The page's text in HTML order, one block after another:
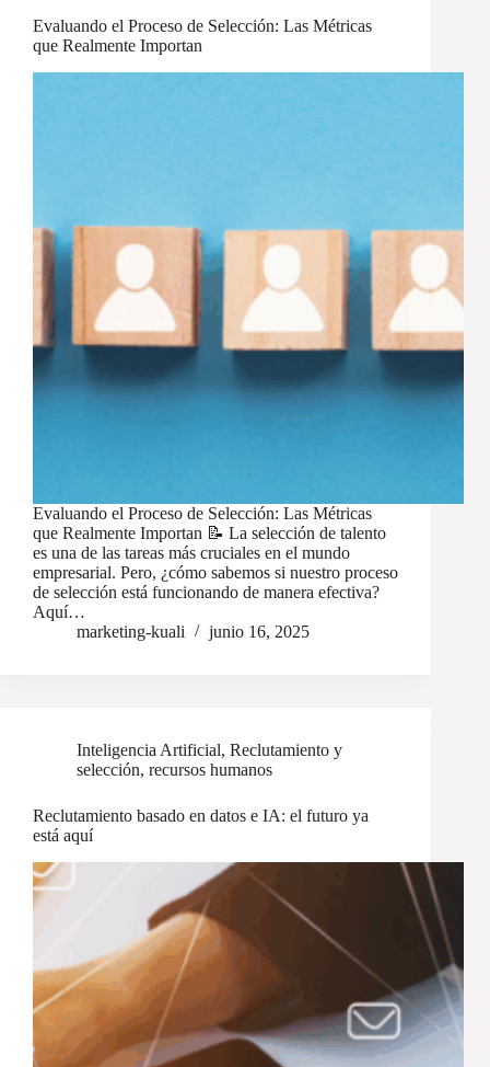
Evaluando el Proceso de Selección: Las Métricas
que Realmente Importan
Evaluando el Proceso de Selección: Las Métricas
que Realmente Importan 📝 La selección de talento
es una de las tareas más cruciales en el mundo
empresarial. Pero, ¿cómo sabemos si nuestro proceso
de selección está funcionando de manera efectiva?
Aquí…
marketing-kuali
junio 16, 2025
Inteligencia Artificial, Reclutamiento y
selección, recursos humanos
Reclutamiento basado en datos e IA: el futuro ya
está aquí